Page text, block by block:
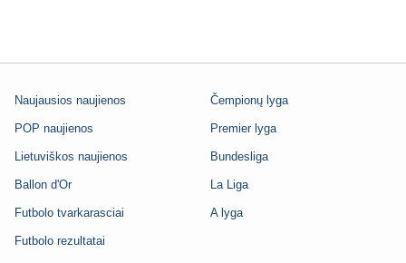
Naujausios naujienos
POP naujienos
Lietuviškos naujienos
Ballon d'Or
Futbolo tvarkarasciai
Futbolo rezultatai
Čempionų lyga
Premier lyga
Bundesliga
La Liga
A lyga